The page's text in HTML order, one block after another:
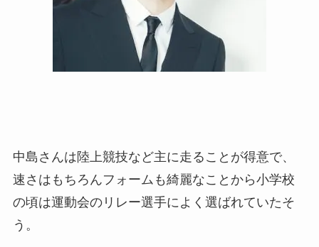
中島さんは陸上競技など主に走ることが得意で、
速さはもちろんフォームも綺麗なことから小学校
の頃は運動会のリレー選手によく選ばれていたそ
う。